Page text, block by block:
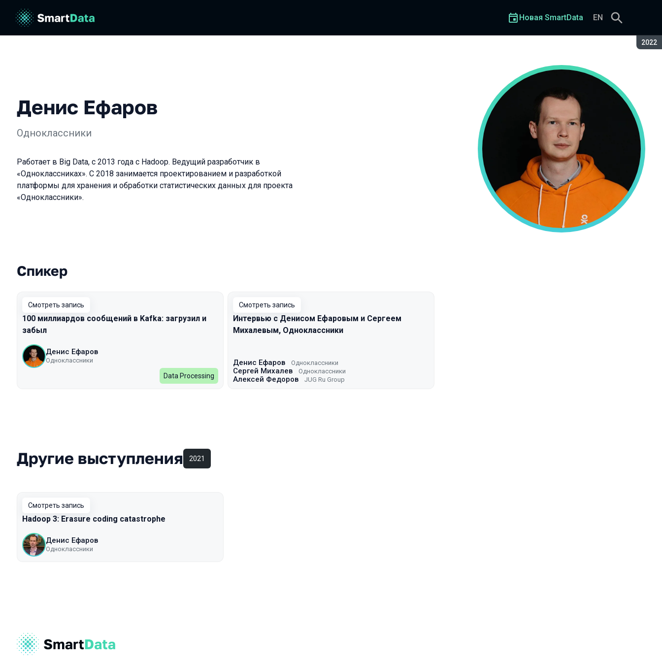
2022
Новая SmartData EN
Денис Ефаров
Одноклассники
Работает в Big Data, с 2013 года с Hadoop. Ведущий разработчик в
«Одноклассниках». С 2018 занимается проектированием и разработкой
платформы для хранения и обработки статистических данных для проекта
«Одноклассники».
Выступления в сезоне 2022
Спикер
Смотреть запись
100 миллиардов сообщений в Kafka: загрузил и
забыл
Денис Ефаров
Одноклассники
Data Processing
Смотреть запись
Интервью с Денисом Ефаровым и Сергеем
Михалевым, Одноклассники
Денис Ефаров Одноклассники
Сергей Михалев Одноклассники
Алексей Федоров JUG Ru Group
Другие выступления 2021
Смотреть запись
Hadoop 3: Erasure coding catastrophe
Денис Ефаров
Одноклассники